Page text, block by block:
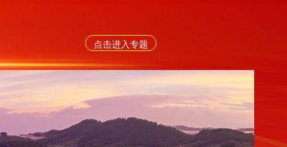
点击进入专题